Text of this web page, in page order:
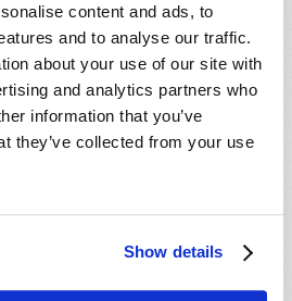
content and ads, to
and to analyse our traffic.
about your use of our site with
and analytics partners who
information that you’ve
they’ve collected from your use
Show details
pergunta sobre O Mundo
pela Igreja Viva de Deus.
é um membro, e é um
Unidos, então para vos
sobre as pessoas eo
deste trabalho, nosso
enviará um
faremos o possível para